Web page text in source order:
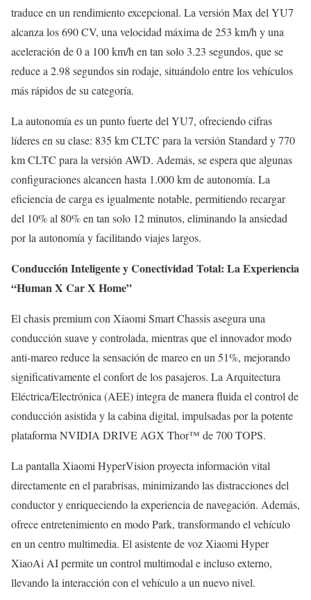
traduce en un rendimiento excepcional. La versión Max del YU7
alcanza los 690 CV, una velocidad máxima de 253 km/h y una
aceleración de 0 a 100 km/h en tan solo 3.23 segundos, que se
reduce a 2.98 segundos sin rodaje, situándolo entre los vehículos
más rápidos de su categoría.
La autonomía es un punto fuerte del YU7, ofreciendo cifras
líderes en su clase: 835 km CLTC para la versión Standard y 770
km CLTC para la versión AWD. Además, se espera que algunas
configuraciones alcancen hasta 1.000 km de autonomía. La
eficiencia de carga es igualmente notable, permitiendo recargar
del 10% al 80% en tan solo 12 minutos, eliminando la ansiedad
por la autonomía y facilitando viajes largos.
Conducción Inteligente y Conectividad Total: La Experiencia
“Human X Car X Home”
El chasis premium con Xiaomi Smart Chassis asegura una
conducción suave y controlada, mientras que el innovador modo
anti-mareo reduce la sensación de mareo en un 51%, mejorando
significativamente el confort de los pasajeros. La Arquitectura
Eléctrica/Electrónica (AEE) integra de manera fluida el control de
conducción asistida y la cabina digital, impulsadas por la potente
plataforma NVIDIA DRIVE AGX Thor™ de 700 TOPS.
La pantalla Xiaomi HyperVision proyecta información vital
directamente en el parabrisas, minimizando las distracciones del
conductor y enriqueciendo la experiencia de navegación. Además,
ofrece entretenimiento en modo Park, transformando el vehículo
en un centro multimedia. El asistente de voz Xiaomi Hyper
XiaoAi AI permite un control multimodal e incluso externo,
llevando la interacción con el vehículo a un nuevo nivel.